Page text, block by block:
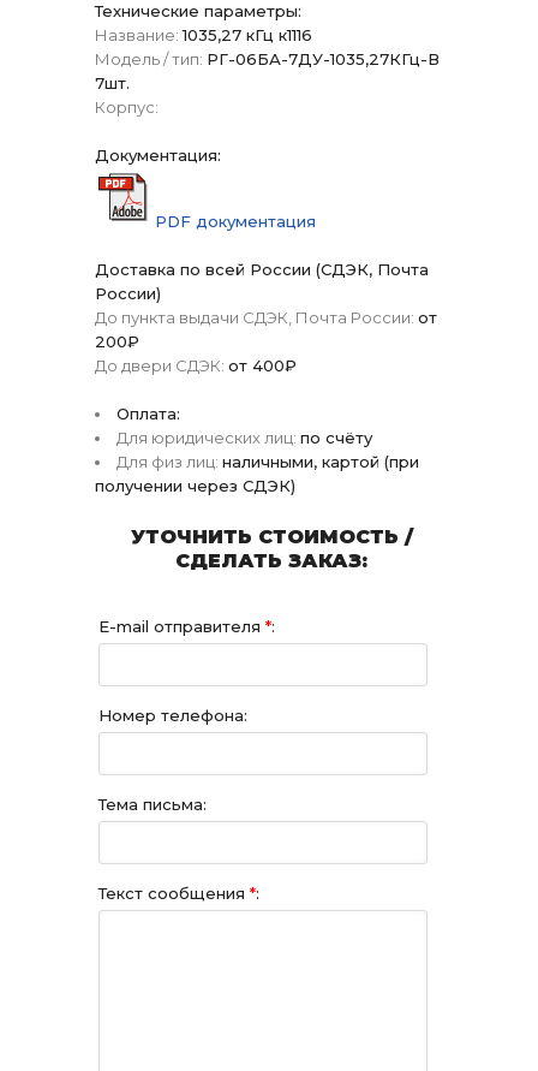
Технические параметры:
Название: 1035,27 кГц к1116
Модель / тип: РГ-06БА-7ДУ-1035,27КГц-В
7шт.
Корпус:
Документация:
PDF документация
Доставка по всей России (СДЭК, Почта
России)
До пункта выдачи СДЭК, Почта России: от
200₽
До двери СДЭК: от 400₽
Оплата:
Для юридических лиц: по счёту
Для физ лиц: наличными, картой (при
получении через СДЭК)
УТОЧНИТЬ СТОИМОСТЬ /
СДЕЛАТЬ ЗАКАЗ:
E-mail отправителя *:
Номер телефона:
Тема письма:
Текст сообщения *: